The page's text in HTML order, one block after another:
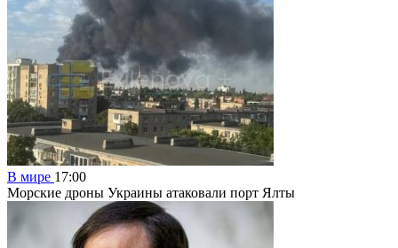
В мире 17:00
Морские дроны Украины атаковали порт Ялты